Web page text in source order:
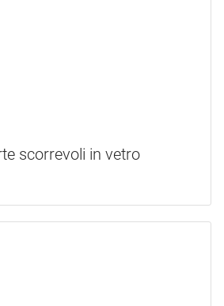
scorrevoli in vetro